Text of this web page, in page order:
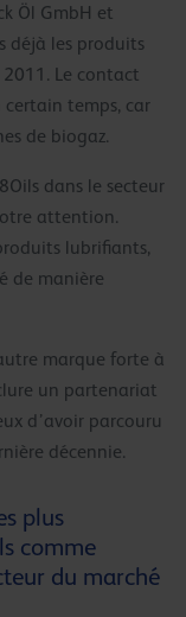
Öl GmbH et
déjà les produits
Le contact
temps, car
de biogaz.
dans le secteur
attention.
lubrifiants,
de manière
marque forte à
un partenariat
d’avoir parcouru
décennie.
plus
comme
du marché